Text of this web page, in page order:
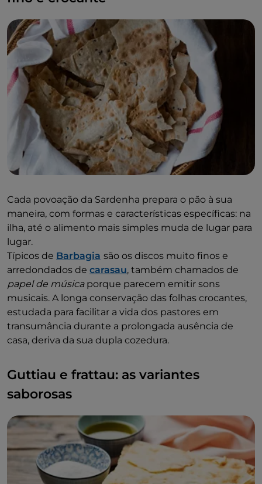
Cada povoação da Sardenha prepara o pão à sua
maneira, com formas e características específicas: na
ilha, até o alimento mais simples muda de lugar para
lugar.
Típicos de Barbagia são os discos muito finos e
arredondados de carasau, também chamados de
papel de músicaporque parecem emitir sons
musicais. A longa conservação das folhas crocantes,
estudada para facilitar a vida dos pastores em
transumância durante a prolongada ausência de
casa, deriva da sua dupla cozedura.
Guttiau e frattau: as variantes
saborosas